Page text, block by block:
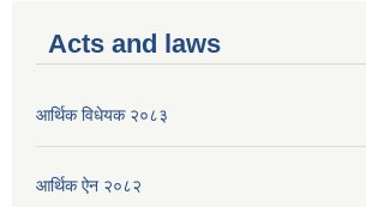
Acts and laws
आर्थिक विधेयक २०८३
आर्थिक ऐन २०८२